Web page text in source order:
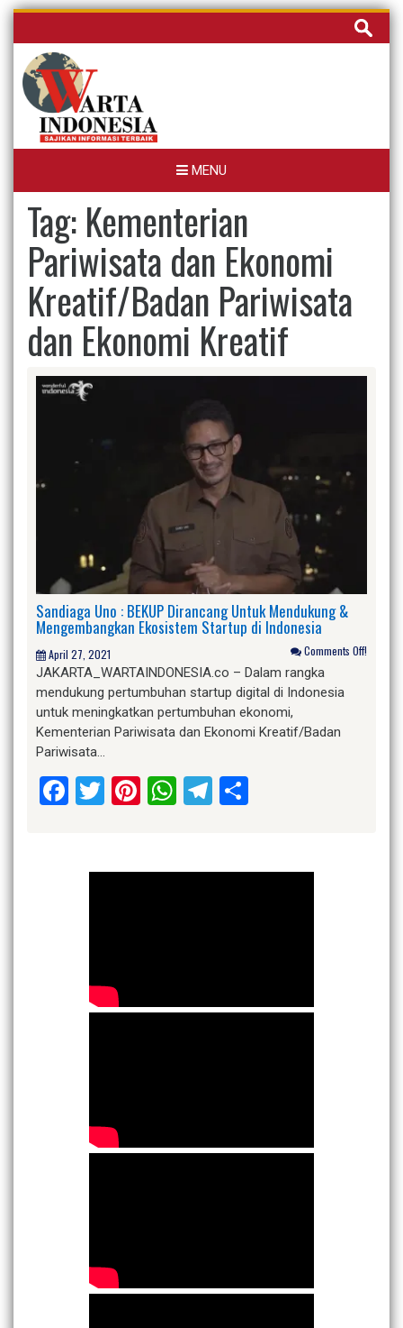
Skip
content
Cari
untuk:
MENU
Tag: Kementerian
Pariwisata dan Ekonomi
Kreatif/Badan Pariwisata
dan Ekonomi Kreatif
Sandiaga Uno : BEKUP Dirancang Untuk Mendukung &
Mengembangkan Ekosistem Startup di Indonesia
April 27, 2021 Comments Off!
JAKARTA_WARTAINDONESIA.co – Dalam rangka
mendukung pertumbuhan startup digital di Indonesia
untuk meningkatkan pertumbuhan ekonomi,
Kementerian Pariwisata dan Ekonomi Kreatif/Badan
Pariwisata…
Facebook
Twitter
Pinterest
WhatsApp
Telegram